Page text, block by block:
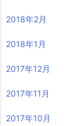
2018年2月
2018年1月
2017年12月
2017年11月
2017年10月